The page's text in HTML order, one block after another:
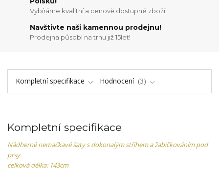
Vybíráme kvalitní a cenově dostupné zboží.
Navštivte naši kamennou prodejnu!
Prodejna působí na trhu již 15let!
Kompletní specifikace Hodnocení 3
Kompletní specifikace
Nádherné nemačkavé šaty s dokonalým střihem a žabičkováním pod
prsy.
celková délka: 143cm